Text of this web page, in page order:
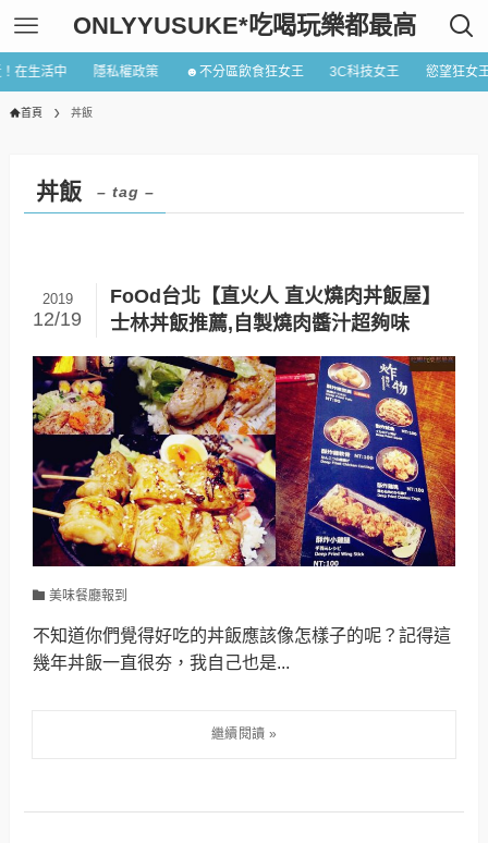
ONLYYUSUKE*吃喝玩樂都最高
在生活中 隱私權政策 ☻不分區飲食狂女王 3C科技女王 慾望狂女
首頁 丼飯
丼飯 – tag –
FoOd台北【直火人 直火燒肉丼飯屋】
士林丼飯推薦,自製燒肉醬汁超夠味
2019
12/19
美味餐廳報到
不知道你們覺得好吃的丼飯應該像怎樣子的呢？記得這
幾年丼飯一直很夯，我自己也是...